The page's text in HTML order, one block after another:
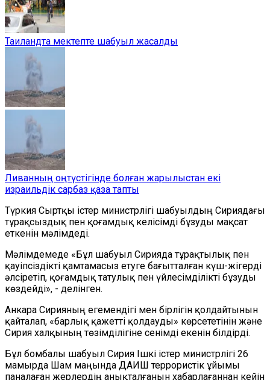
Таиландта мектепте шабуыл жасалды
Ливанның оңтүстігінде болған жарылыстан екі
израильдік сарбаз қаза тапты
Түркия Сыртқы істер министрлігі шабуылдың Сириядағы
тұрақсыздық пен қоғамдық келісімді бұзуды мақсат
еткенін мәлімдеді.
Мәлімдемеде «Бұл шабуыл Сирияда тұрақтылық пен
қауіпсіздікті қамтамасыз етуге бағытталған күш-жігерді
әлсіретіп, қоғамдық татулық пен үйлесімділікті бұзуды
көздейді», - делінген.
Анкара Сирияның егемендігі мен бірлігін қолдайтынын
қайталап, «барлық қажетті қолдауды» көрсететінін және
Сирия халқының төзімділігіне сенімді екенін білдірді.
Бұл бомбалы шабуыл Сирия Ішкі істер министрлігі 26
мамырда Шам маңында ДАИШ террористік ұйымы
паналаған жерлердің анықталғанын хабарлағаннан кейін